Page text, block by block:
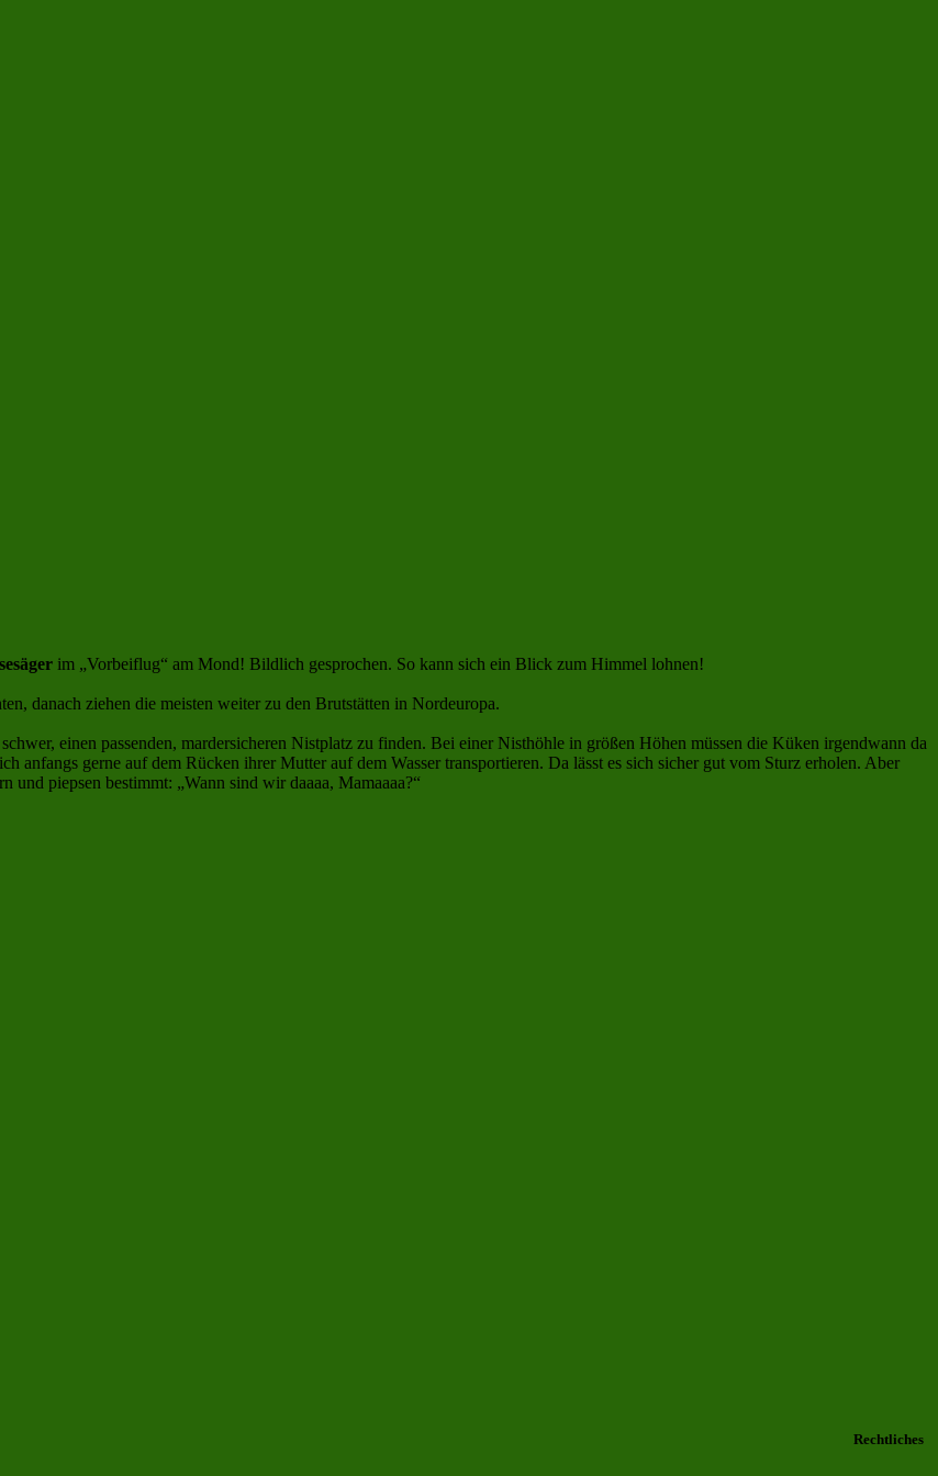
im „Vorbeiflug“ am Mond! Bildlich gesprochen. So kann sich ein Blick zum Himmel lohnen!
danach ziehen die meisten weiter zu den Brutstätten in Nordeuropa.
einen passenden, mardersicheren Nistplatz zu finden. Bei einer Nisthöhle in größen Höhen müssen die Küken irgendwann da
anfangs gerne auf dem Rücken ihrer Mutter auf dem Wasser transportieren. Da lässt es sich sicher gut vom Sturz erholen. Aber
und piepsen bestimmt: „Wann sind wir daaaa, Mamaaaa?“
Rechtliches